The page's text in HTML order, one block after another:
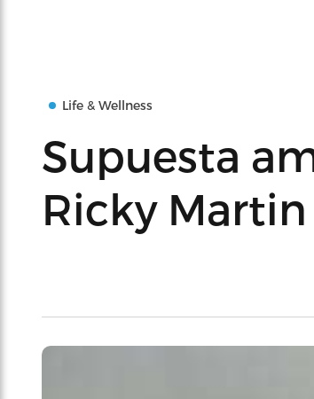
Life & Wellness
Supuesta
Ricky Martin